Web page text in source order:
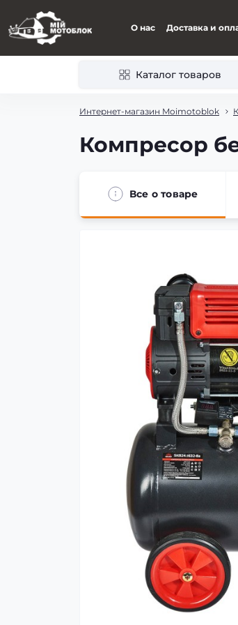
О нас Доставка и
Каталог товаров
Интернет-магазин Moimotoblok
Компресор
Все о товаре